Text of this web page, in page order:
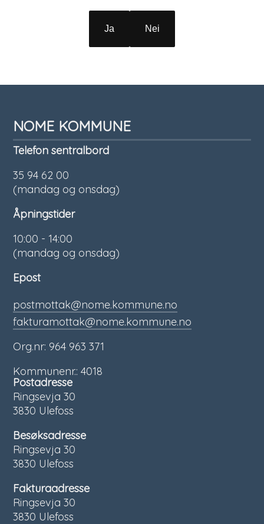
Ja Nei
NOME KOMMUNE
Telefon sentralbord
35 94 62 00
(mandag og onsdag)
Åpningstider
10:00 - 14:00
(mandag og onsdag)
Epost
postmottak@nome.kommune.no
fakturamottak@nome.kommune.no
Org.nr: 964 963 371
Kommunenr.: 4018
Postadresse
Ringsevja 30
3830 Ulefoss
Besøksadresse
Ringsevja 30
3830 Ulefoss
Fakturaadresse
Ringsevja 30
3830 Ulefoss